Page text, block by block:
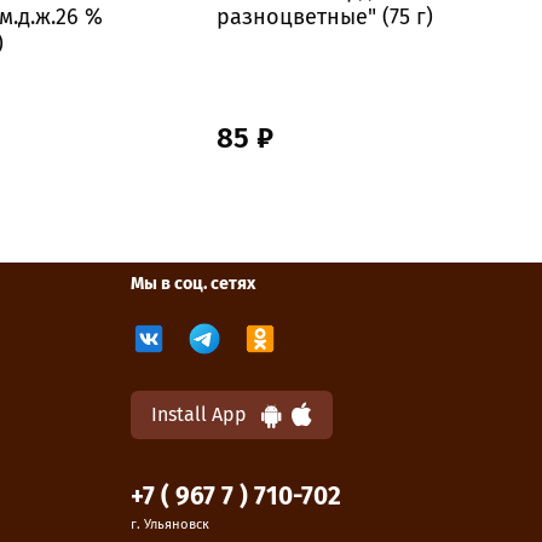
%
разноцветные" (75 г)
85 ₽
Мы в соц. сетях
Install App
+7 ( 967 7 ) 710-702
г. Ульяновск